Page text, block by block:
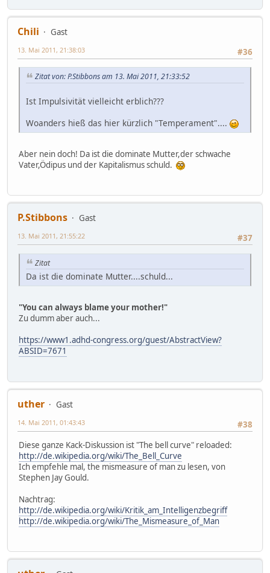
Chili
Gast
#36
13. Mai 2011, 21:38:03
Zitat von: P.Stibbons am 13. Mai 2011, 21:33:52
Ist Impulsivität vielleicht erblich???
Woanders hieß das hier kürzlich "Temperament"....
Aber nein doch! Da ist die dominate Mutter,der schwache
Vater,Ödipus und der Kapitalismus schuld.
P.Stibbons
Gast
#37
13. Mai 2011, 21:55:22
Zitat
Da ist die dominate Mutter....schuld...
"You can always blame your mother!"
Zu dumm aber auch...
https://www1.adhd-congress.org/guest/AbstractView?
ABSID=7671
uther
Gast
#38
14. Mai 2011, 01:43:43
Diese ganze Kack-Diskussion ist "The bell curve" reloaded:
http://de.wikipedia.org/wiki/The_Bell_Curve
Ich empfehle mal, the mismeasure of man zu lesen, von
Stephen Jay Gould.
Nachtrag:
http://de.wikipedia.org/wiki/Kritik_am_Intelligenzbegriff
http://de.wikipedia.org/wiki/The_Mismeasure_of_Man